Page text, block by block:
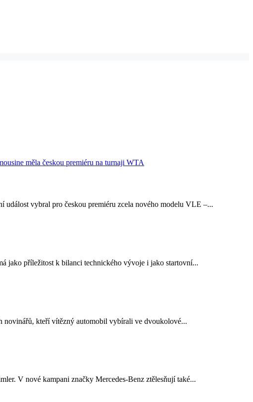
událost vybral pro českou premiéru zcela nového modelu VLE –...
jako příležitost k bilanci technického vývoje i jako startovní...
novinářů, kteří vítězný automobil vybírali ve dvoukolové...
V nové kampani značky Mercedes‑Benz ztělesňují také...